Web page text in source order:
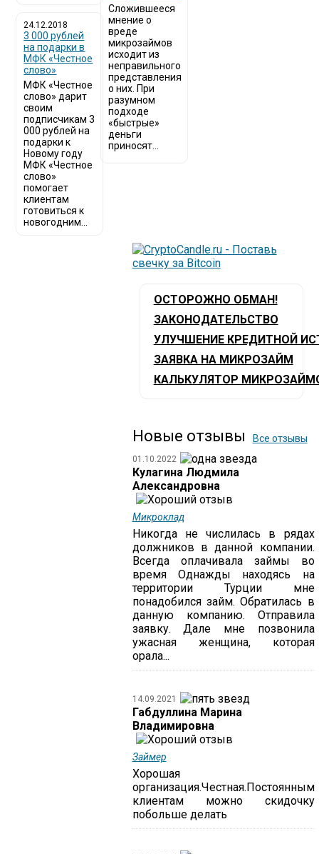
24.12.2018
3 000 рублей
на подарки в
МФК «Честное
слово»
МФК «Честное
слово» дарит
своим
подписчикам 3
000 рублей на
подарки к
Новому году
МФК «Честное
слово»
помогает
клиентам
готовиться к
новогодним...
Сложившееся
мнение о
вреде
микрозаймов
исходит из
неправильного
представления
о них. При
разумном
подходе
«быстрые»
деньги
приносят...
ОСТОРОЖНО ОБМАН!
ЗАКОНОДАТЕЛЬСТВО
УЛУЧШЕНИЕ КРЕДИТНОЙ
ЗАЯВКА НА МИКРОЗАЙМ
КАЛЬКУЛЯТОР
Новые отзывы Все отзывы
01.10.2022
Кулагина Людмила
Александровна
Микроклад
Никогда не числилась в рядах
должников в данной компании.
Всегда оплачивала займы во
время Однажды находясь на
территории Турции мне
понадобился займ. Обратилась в
данную компанию. Отправила
заявку. Дале мне позвонила
ужасная женщина, которая
орала...
14.09.2021
Габдуллина Марина
Владимировна
Займер
Хорошая
организация.Честная.Постоянным
клиентам можно скидочку
побольше делать